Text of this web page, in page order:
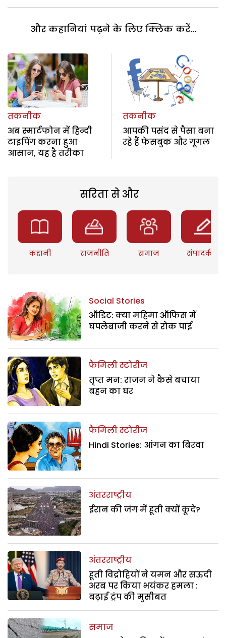
और कहानियां पढ़ने के लिए क्लिक करें...
तकनीक
अब स्मार्टफोन में हिन्दी
टाइपिंग करना हुआ
आसान, यह है तरीका
तकनीक
आपकी पसंद से पैसा बना
रहे हैं फेसबुक और गूगल
सरिता से और
कहानी राजनीति समाज संपादकीय
Social Stories
ऑडिट: क्या महिमा ऑफिस में
घपलेबाजी करने से रोक पाई
फैमिली स्टोरीज
तृप्त मन: राजन ने कैसे बचाया
बहन का घर
फैमिली स्टोरीज
Hindi Stories: आंगन का बिरवा
अंतरराष्ट्रीय
ईरान की जंग में हूती क्यों कूदे?
अंतरराष्ट्रीय
हूती विद्रोहियों ने यमन और सऊदी
अरब पर किया भयंकर हमला :
बढ़ाई ट्रंप की मुसीबत
समाज